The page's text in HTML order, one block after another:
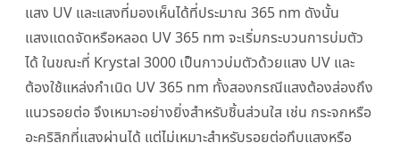
แสง UV และแสงที่มองเห็นได้ที่ประมาณ 365 nm ดังนั้น
แสงแดดจัดหรือหลอด UV 365 nm จะเริ่มกระบวนการบ่มตัว
ได้ ในขณะที่ Krystal 3000 เป็นกาวบ่มตัวด้วยแสง UV และ
ต้องใช้แหล่งกำเนิด UV 365 nm ทั้งสองกรณีแสงต้องส่องถึง
แนวรอยต่อ จึงเหมาะอย่างยิ่งสำหรับชิ้นส่วนใส เช่น กระจกหรือ
อะคริลิกที่แสงผ่านได้ แต่ไม่เหมาะสำหรับรอยต่อทึบแสงหรือ